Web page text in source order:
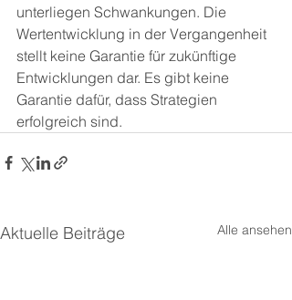
unterliegen Schwankungen. Die
Wertentwicklung in der Vergangenheit
stellt keine Garantie für zukünftige
Entwicklungen dar. Es gibt keine
Garantie dafür, dass Strategien
erfolgreich sind.
Aktuelle Beiträge Alle ansehen